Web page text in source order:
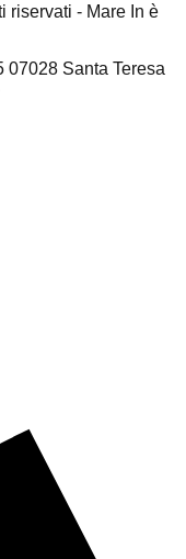
riservati - Mare In è
07028 Santa Teresa